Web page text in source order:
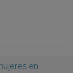
en